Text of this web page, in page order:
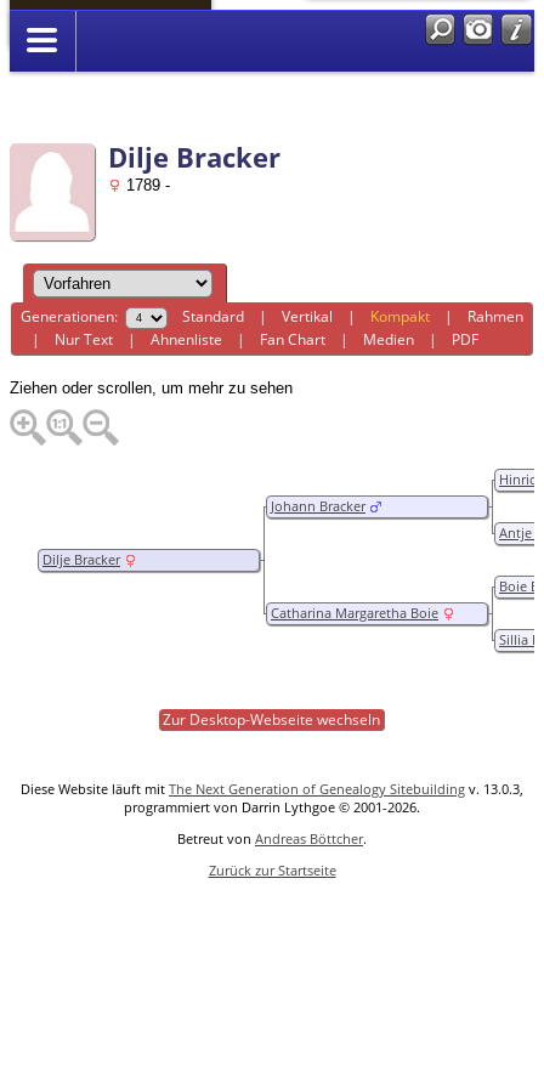
Anmelden
Dilje Bracker
1789 -
Generationen: Standard |Vertikal | Kompakt | Rahmen
| Nur Text |Ahnenliste | Fan Chart | Medien | PDF
Ziehen oder scrollen, um mehr zu sehen
Dilje Bracker
Johann Bracker
Antje
Catharina Margaretha Boie
Boie
Sillia
Zur Desktop-Webseite wechseln
Diese Website läuft mit The Next Generation of Genealogy Sitebuilding v. 13.0.3,
programmiert von Darrin Lythgoe © 2001-2026.
Betreut von Andreas Böttcher.
Zurück zur Startseite